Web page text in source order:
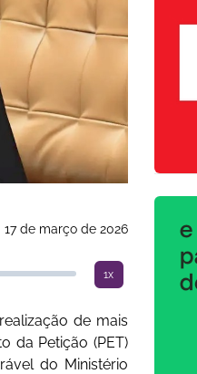
17 de março de 2026
1x
de mais
da Petição (PET)
do Ministério